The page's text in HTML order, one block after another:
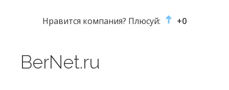
Нравится компания? Плюсуй: +0
BerNet.ru